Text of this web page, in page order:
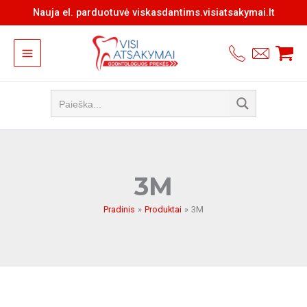
prie
turinio
Nauja el. parduotuvė viskasdantims.visiatsakymai.lt
3M
Pradinis Produktai 3M